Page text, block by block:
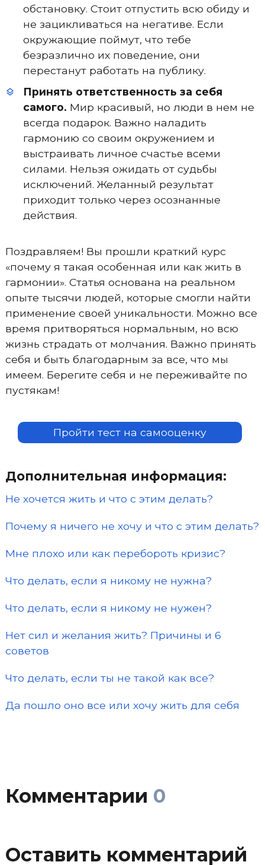
обстановку. Стоит отпустить всю обиду и
не зацикливаться на негативе. Если
окружающие поймут, что тебе
безразлично их поведение, они
перестанут работать на публику.
Принять ответственность за себя
самого. Мир красивый, но люди в нем не
всегда подарок. Важно наладить
гармонию со своим окружением и
выстраивать личное счастье всеми
силами. Нельзя ожидать от судьбы
исключений. Желанный результат
приходит только через осознанные
действия.
Поздравляем! Вы прошли краткий курс
«почему я такая особенная или как жить в
гармонии». Статья основана на реальном
опыте тысячи людей, которые смогли найти
применение своей уникальности. Можно все
время притворяться нормальным, но всю
жизнь страдать от молчания. Важно принять
себя и быть благодарным за все, что мы
имеем. Берегите себя и не переживайте по
пустякам!
Пройти тест на самооценку
Дополнительная информация:
Не хочется жить и что с этим делать?
Почему я ничего не хочу и что с этим делать?
Мне плохо или как перебороть кризис?
Что делать, если я никому не нужна?
Что делать, если я никому не нужен?
Нет сил и желания жить? Причины и 6
советов
Что делать, если ты не такой как все?
Да пошло оно все или хочу жить для себя
Комментарии 0
Оставить комментарий